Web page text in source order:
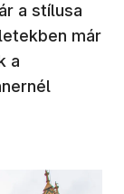
a stílusa
már
a